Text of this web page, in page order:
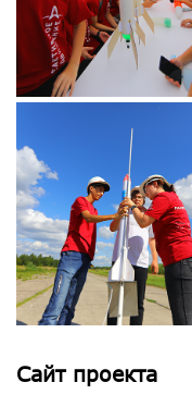
Сайт проекта